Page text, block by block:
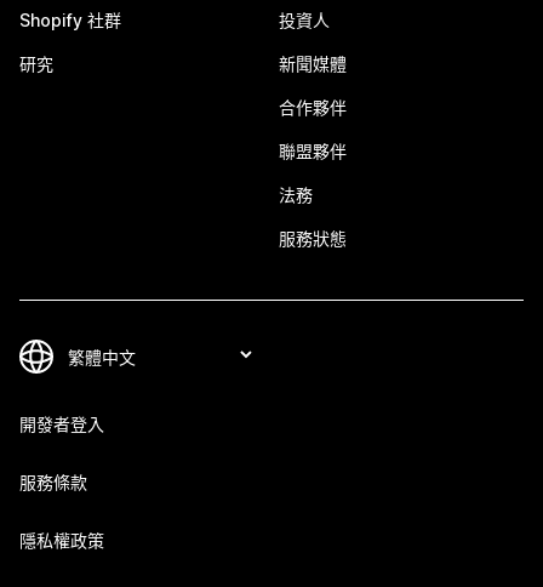
Shopify 社群
研究
投資人
新聞媒體
合作夥伴
聯盟夥伴
法務
服務狀態
開發者登入
服務條款
隱私權政策